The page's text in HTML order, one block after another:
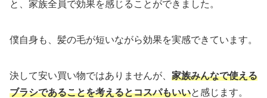
と、家族全員で効果を感じることができました。
僕自身も、髪の毛が短いながら効果を実感できています。
決して安い買い物ではありませんが、 家族みんなで使える
ブラシであることを考えるとコスパもいいと感じます。